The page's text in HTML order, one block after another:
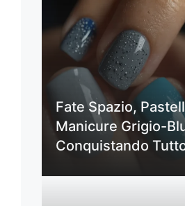
Fate Spazio,
Manicure Grigio-
Conquistando